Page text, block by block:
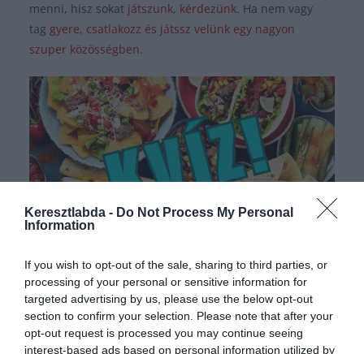
Keresztlabda - Do Not Process My Personal
Information
If you wish to opt-out of the sale, sharing to third parties, or
processing of your personal or sensitive information for
targeted advertising by us, please use the below opt-out
section to confirm your selection. Please note that after your
opt-out request is processed you may continue seeing
interest-based ads based on personal information utilized by
menni, hisz sokat játszunk, kérdezünk. Ha nem vagy
tag gyere, csatlakozz és játssz velünk egy nagyon
szuper közösségben.
Hirdetés